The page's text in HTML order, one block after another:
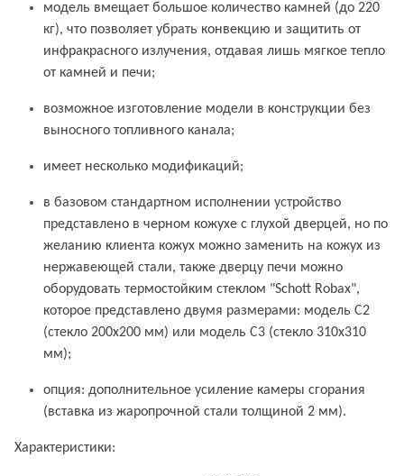
модель вмещает большое количество камней (до 220
кг), что позволяет убрать конвекцию и защитить от
инфракрасного излучения, отдавая лишь мягкое тепло
от камней и печи;
возможное изготовление модели в конструкции без
выносного топливного канала;
имеет несколько модификаций;
в базовом стандартном исполнении устройство
представлено в черном кожухе с глухой дверцей, но по
желанию клиента кожух можно заменить на кожух из
нержавеющей стали, также дверцу печи можно
оборудовать термостойким стеклом "Schott Robax",
которое представлено двумя размерами: модель С2
(стекло 200х200 мм) или модель С3 (стекло 310х310
мм);
опция: дополнительное усиление камеры сгорания
(вставка из жаропрочной стали толщиной 2 мм).
Характеристики: